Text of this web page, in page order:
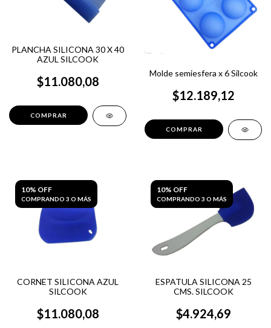
PLANCHA SILICONA 30 X 40
AZUL SILCOOK
$11.080,08
Molde semiesfera x 6 Silcook
$12.189,12
10% OFF
COMPRANDO 3 O MÁS
CORNET SILICONA AZUL
SILCOOK
$11.080,08
10% OFF
COMPRANDO 3 O MÁS
ESPATULA SILICONA 25
CMS. SILCOOK
$4.924,69